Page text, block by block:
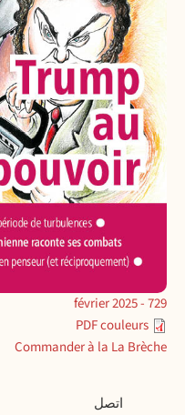
729 - février 2025
PDF couleurs
Commander à la La Brèche
Contactاتصل